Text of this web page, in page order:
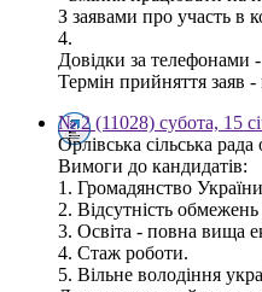
З заявами про участь в
4.
Довідки за телефонами
Термін прийняття заяв
№ 2 (11028) субота, 15
Орлівська сільська
Вимоги до кандидатів:
1. Громадянство
2. Відсутність
3. Освіта - повна вища
4. Стаж роботи.
5. Вільне володіння